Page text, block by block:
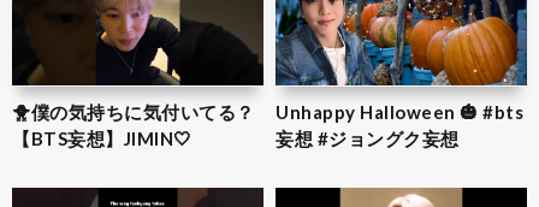
🐥僕の気持ちに気付いてる？
【BTS妄想】JIMIN‎🤍
Unhappy Halloween 🎃 #bts
妄想 #ジョングク妄想